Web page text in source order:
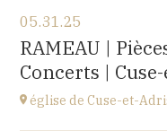
Salle du Tribunal,
10 rue de l’hôtel de
at17H00
05.31.25
RAMEAU |
Concerts |
église de Cuse-et-